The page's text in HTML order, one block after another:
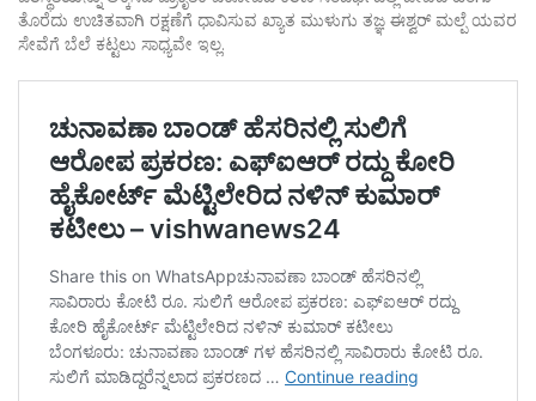
ತೊರೆದು ಉಚಿತವಾಗಿ ರಕ್ಷಣೆಗೆ ಧಾವಿಸುವ ಖ್ಯಾತ ಮುಳುಗು ತಜ್ಞ ಈಶ್ವರ್ ಮಲ್ಪೆ ಯವರ
ಸೇವೆಗೆ ಬೆಲೆ ಕಟ್ಟಲು ಸಾಧ್ಯವೇ ಇಲ್ಲ.